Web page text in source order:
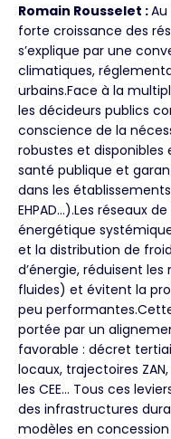
Romain Rousselet :
forte croissance des
s’explique par une
climatiques,
urbains.Face à la
les décideurs publics
conscience de la
robustes et
santé publique et
dans les
EHPAD…).Les réseaux
énergétique
et la distribution de
d’énergie, réduisent
fluides) et évitent la
peu
portée par un
favorable : décret
locaux, trajectoires
les CEE… Tous ces
des infrastructures
modèles en concession